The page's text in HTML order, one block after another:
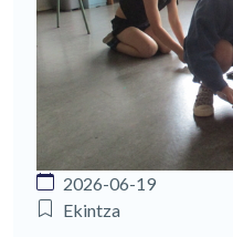
2026-06-19
Ekintza